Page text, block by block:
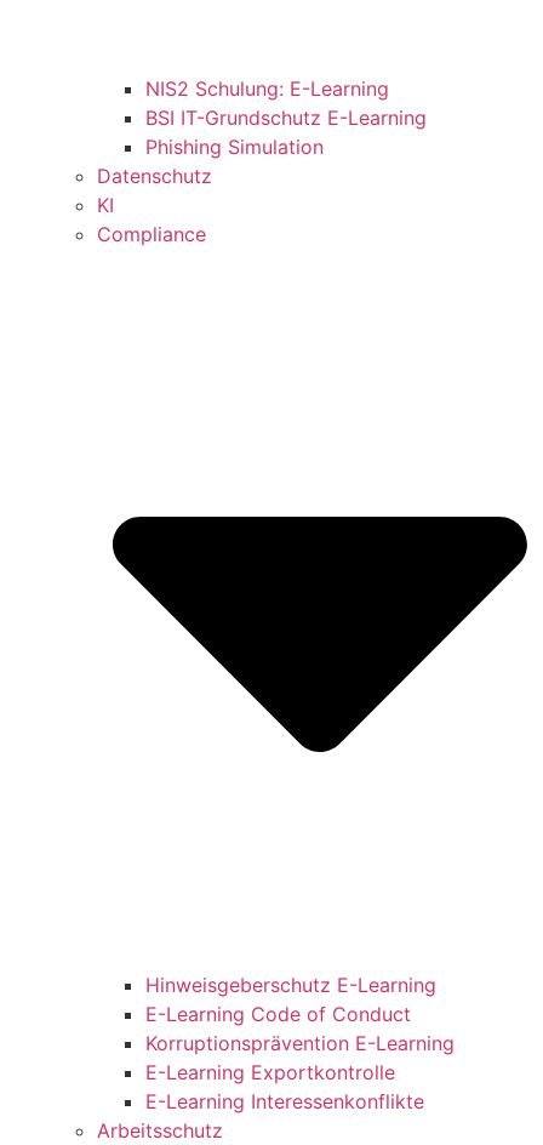
NIS2 Schulung: E-Learning
BSI IT-Grundschutz E-Learning
Phishing Simulation
Datenschutz
KI
Compliance
Hinweisgeberschutz E-Learning
E-Learning Code of Conduct
Korruptionsprävention E-Learning
E-Learning Exportkontrolle
E-Learning Interessenkonflikte
Arbeitsschutz